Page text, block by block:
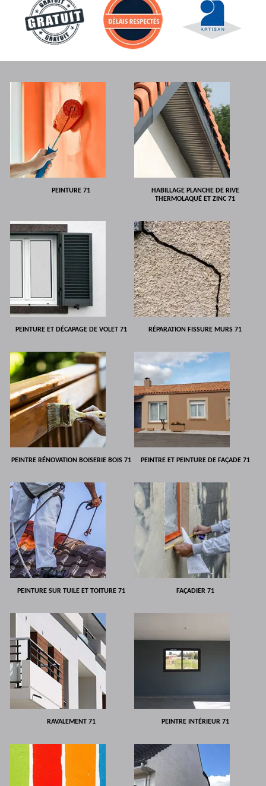
PEINTURE 71
HABILLAGE PLANCHE DE RIVE
THERMOLAQUÉ ET ZINC 71
PEINTURE ET DÉCAPAGE DE VOLET 71 RÉPARATION FISSURE MURS 71
PEINTRE RÉNOVATION BOISERIE BOIS 71 PEINTRE ET PEINTURE DE FAÇADE 71
PEINTURE SUR TUILE ET TOITURE 71 FAÇADIER 71
RAVALEMENT 71 PEINTRE INTÉRIEUR 71